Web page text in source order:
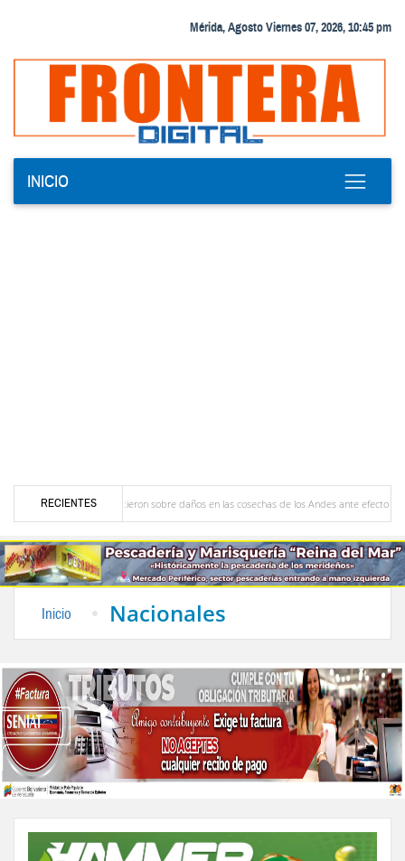
Mérida, Agosto Viernes 07, 2026, 10:45 pm
INICIO
RECIENTES
Advirtieron sobre daños en las cosechas de los Andes ante efectos del
Inicio Nacionales